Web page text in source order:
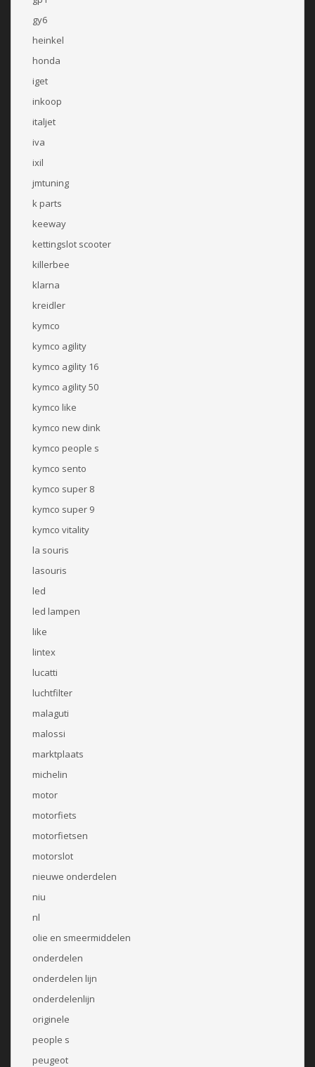
gy6
heinkel
honda
iget
inkoop
italjet
iva
ixil
jmtuning
k parts
keeway
kettingslot scooter
killerbee
klarna
kreidler
kymco
kymco agility
kymco agility 16
kymco agility 50
kymco like
kymco new dink
kymco people s
kymco sento
kymco super 8
kymco super 9
kymco vitality
la souris
lasouris
led
led lampen
like
lintex
lucatti
luchtfilter
malaguti
malossi
marktplaats
michelin
motor
motorfiets
motorfietsen
motorslot
nieuwe onderdelen
niu
nl
olie en smeermiddelen
onderdelen
onderdelen lijn
onderdelenlijn
originele
people s
peugeot